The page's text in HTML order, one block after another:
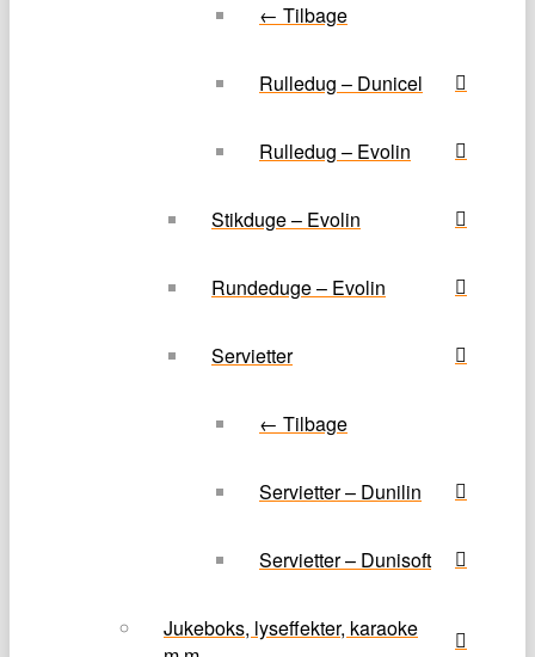
← Tilbage
Rulledug – Dunicel
Rulledug – Evolin
Stikduge – Evolin
Rundeduge – Evolin
Servietter
← Tilbage
Servietter – Dunilin
Servietter – Dunisoft
Jukeboks, lyseffekter, karaoke